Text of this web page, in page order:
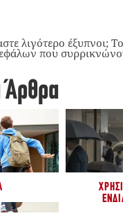
λιγότερο έξυπνοι;
που